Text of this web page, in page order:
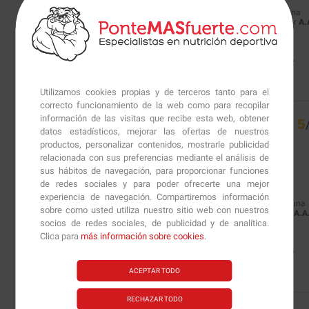
Utilizamos cookies propias y de terceros tanto para el
correcto funcionamiento de la web como para recopilar
información de las visitas que recibe esta web, obtener
datos estadísticos, mejorar las ofertas de nuestros
productos, personalizar contenidos, mostrarle publicidad
relacionada con sus preferencias mediante el análisis de
sus hábitos de navegación, para proporcionar funciones
de redes sociales y para poder ofrecerte una mejor
experiencia de navegación. Compartiremos información
sobre como usted utiliza nuestro sitio web con nuestros
socios de redes sociales, de publicidad y de analítica.
Clica paramás información sobre cookies.
ACEPTAR TODO
RECHAZAR TODO
sometidas a control
Ver todas las reseñas de este sitio
estrellas
0
estrella 0
Ordenar las opiniones
, tras una
experiencia del
por
5
Opinión verificada
Perfecto
Opinión del16/3/2021
, tras una
experiencia del4/3/2021